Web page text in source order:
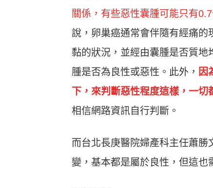
關係，有些惡性囊腫可能只有
說，卵巢癌通常會伴隨有經痛
黏的狀況，並經由囊腫是否質
腫是否為良性或惡性。此外， 因
下，來判斷惡性程度這樣，一切
相信網路資訊自行判斷。
而台北長庚醫院婦產科主任蕭
變，基本都是屬於良性，但這也